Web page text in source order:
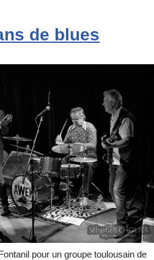
de blues
pour un groupe toulousain de